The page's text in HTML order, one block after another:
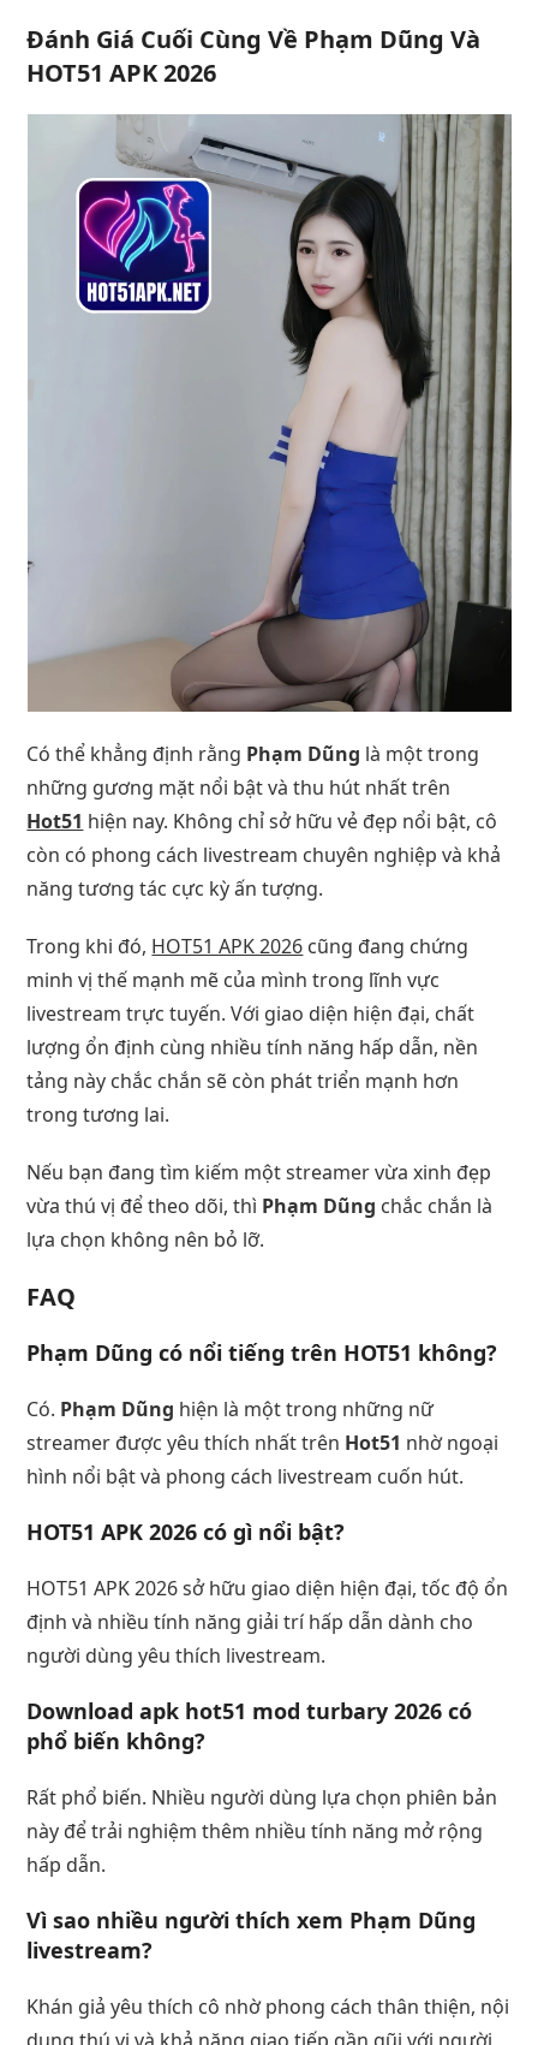
Đánh Giá Cuối Cùng Về Phạm Dũng Và
HOT51 APK 2026
Có thể khẳng định rằng Phạm Dũng là một trong
những gương mặt nổi bật và thu hút nhất trên
Hot51 hiện nay. Không chỉ sở hữu vẻ đẹp nổi bật, cô
còn có phong cách livestream chuyên nghiệp và khả
năng tương tác cực kỳ ấn tượng.
Trong khi đó, HOT51 APK 2026 cũng đang chứng
minh vị thế mạnh mẽ của mình trong lĩnh vực
livestream trực tuyến. Với giao diện hiện đại, chất
lượng ổn định cùng nhiều tính năng hấp dẫn, nền
tảng này chắc chắn sẽ còn phát triển mạnh hơn
trong tương lai.
Nếu bạn đang tìm kiếm một streamer vừa xinh đẹp
vừa thú vị để theo dõi, thì Phạm Dũng chắc chắn là
lựa chọn không nên bỏ lỡ.
FAQ
Phạm Dũng có nổi tiếng trên HOT51 không?
Có. Phạm Dũng hiện là một trong những nữ
streamer được yêu thích nhất trên Hot51 nhờ ngoại
hình nổi bật và phong cách livestream cuốn hút.
HOT51 APK 2026 có gì nổi bật?
HOT51 APK 2026 sở hữu giao diện hiện đại, tốc độ ổn
định và nhiều tính năng giải trí hấp dẫn dành cho
người dùng yêu thích livestream.
Download apk hot51 mod turbary 2026 có
phổ biến không?
Rất phổ biến. Nhiều người dùng lựa chọn phiên bản
này để trải nghiệm thêm nhiều tính năng mở rộng
hấp dẫn.
Vì sao nhiều người thích xem Phạm Dũng
livestream?
Khán giả yêu thích cô nhờ phong cách thân thiện, nội